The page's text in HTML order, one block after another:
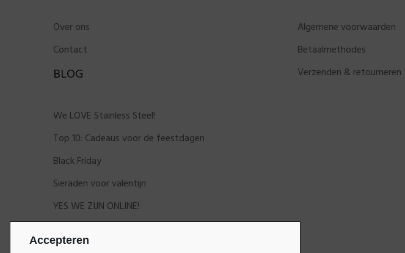
Accepteren
Over ons
Contact
BLOG
We LOVE Stainless Steel!
Top 10: Cadeaus voor de feestdagen
Black Friday
Sieraden voor valentijn
YES WE ZIJN ONLINE!
Algemene voorwaarden
Betaalmethodes
Verzenden & retourneren